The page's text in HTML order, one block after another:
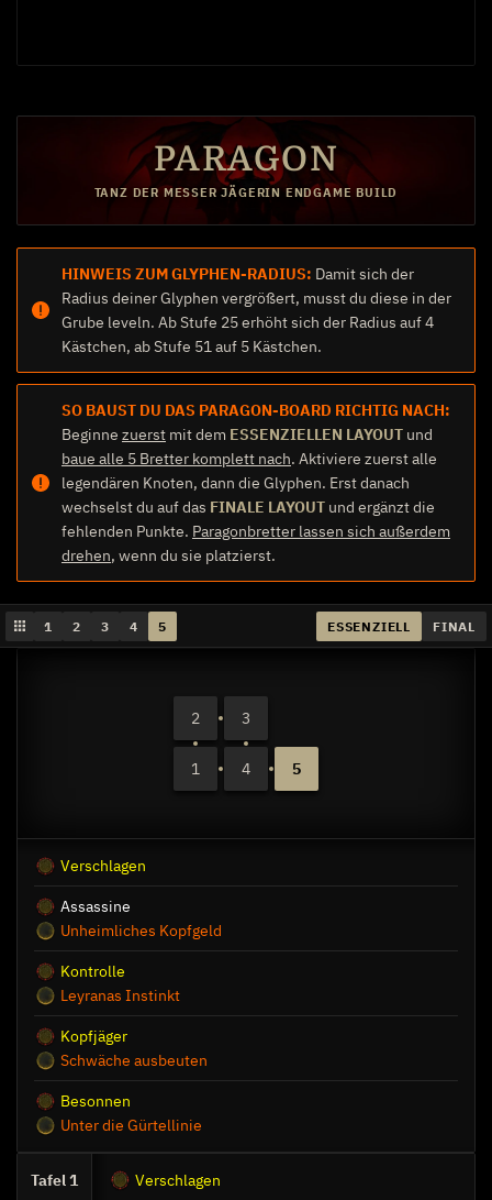
PARAGON
TANZ DER MESSER JÄGERIN ENDGAME BUILD
HINWEIS ZUM GLYPHEN-RADIUS: Damit sich der
Radius deiner Glyphen vergrößert, musst du diese in der
Grube leveln. Ab Stufe 25 erhöht sich der Radius auf 4
Kästchen, ab Stufe 51 auf 5 Kästchen.
SO BAUST DU DAS PARAGON-BOARD RICHTIG NACH:
Beginne zuerst mit dem ESSENZIELLEN LAYOUT und
baue alle 5 Bretter komplett nach. Aktiviere zuerst alle
legendären Knoten, dann die Glyphen. Erst danach
wechselst du auf das FINALE LAYOUT und ergänzt die
fehlenden Punkte. Paragonbretter lassen sich außerdem
drehen, wenn du sie platzierst.
1 2 3 4 5 ESSENZIELL FINAL
2 3
1 4 5
Verschlagen
Assassine
Unheimliches Kopfgeld
Kontrolle
Leyranas Instinkt
Kopfjäger
Schwäche ausbeuten
Besonnen
Unter die Gürtellinie
1 Verschlagen